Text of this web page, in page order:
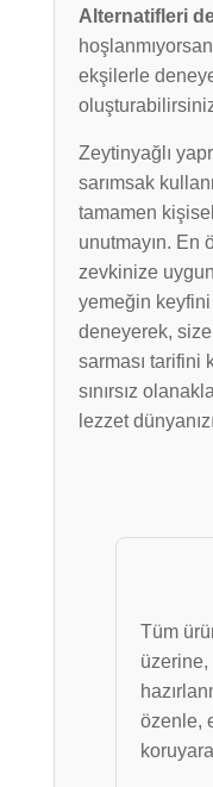
Alternatifleri
ekşilerle
Zeytinyağlı
sarımsak
tamamen
unutmayın. En
zevkinize
yemeğin keyfini
deneyerek,
sarması tarifini
sınırsız
lezzet
Tüm
özenle,